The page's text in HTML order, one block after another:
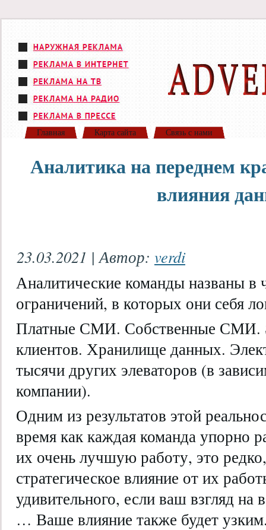
Главная Карта сайта Связь с нами
Аналитика на переднем
влияния
23.03.2021 | Автор: verdi
Аналитические команды названы в
ограничений, в которых они себя
Платные СМИ. Собственные СМИ.
клиентов. Хранилище данных.
тысячи других элеваторов (в
компании).
Одним из результатов этой
время как каждая команда упорно
их очень лучшую работу, это
стратегическое влияние от их
удивительного, если ваш взгляд на
… Ваше влияние также будет